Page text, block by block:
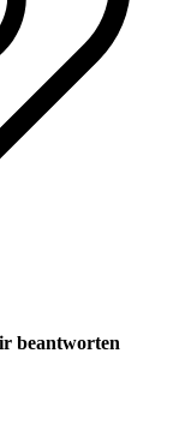
beantworten